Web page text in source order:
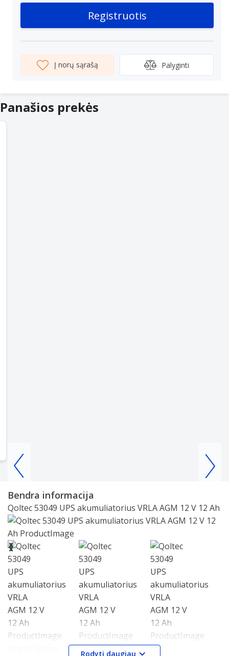
Registruotis
Į norų sąrašą Palyginti
Panašios prekės
Item
Bendra informacija
Qoltec 53049 UPS akumuliatorius VRLA AGM 12 V 12 Ah
Slide 1 of 9
❮
❯
Rodyti daugiau